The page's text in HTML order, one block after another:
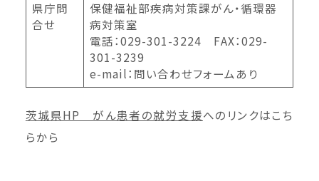
県庁問
合せ
保健福祉部疾病対策課がん・循環器
病対策室
電話：029-301-3224 FAX：029-
301-3239
e-mail：問い合わせフォームあり
茨城県HP がん患者の就労支援へのリンクはこち
らから